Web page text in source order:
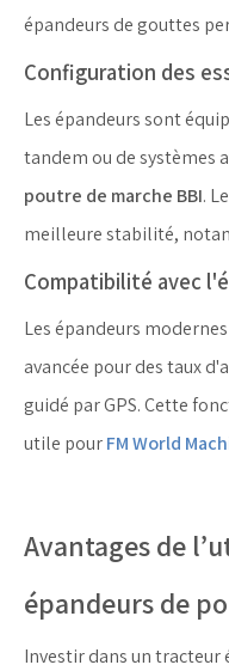
épandeurs de gouttes
Configuration des
Les épandeurs sont
tandem ou de systèmes
poutre de marche BBI.
meilleure stabilité,
Compatibilité avec
Les épandeurs
avancée pour des taux
guidé par GPS. Cette
utile pourFM World
Avantages de
épandeurs de
Investir dans un tracteur